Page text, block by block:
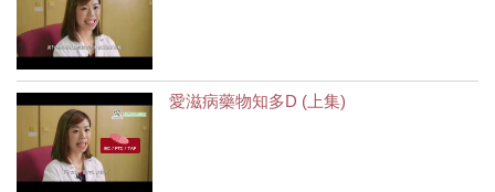
愛滋病藥物知多D (上集)